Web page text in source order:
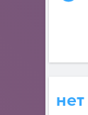
нет